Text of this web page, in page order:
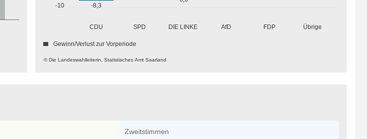
-10
CDU SPD DIE LINKE AfD FDP Übrige
-8,3
© Die Landeswahlleiterin, Statistisches Amt Saarland
Gewinn/Verlust zur Vorperiode
Zweitstimmen